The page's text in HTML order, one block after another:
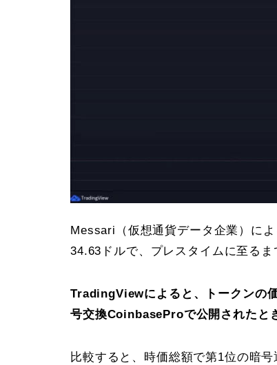
Messari（仮想通貨データ企業）に
34.63ドルで、プレスタイムに至る
TradingViewによると、トークンの
号交換CoinbaseProで公開されたと
比較すると、時価総額で第1位の暗号